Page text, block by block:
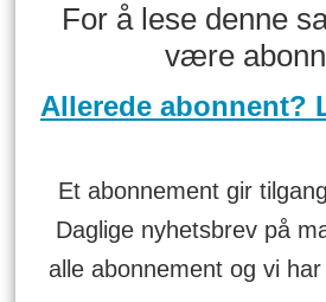
For å lese denne
være
Allerede abonnent?
Et abonnement gir
Daglige nyhetsbrev på
alle abonnement og vi